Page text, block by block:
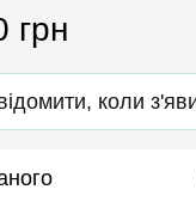
грн
коли